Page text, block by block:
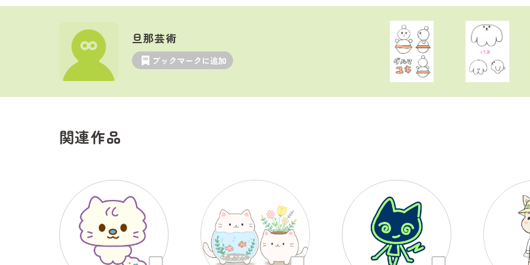
旦那芸術
ブックマークに追加
関連作品